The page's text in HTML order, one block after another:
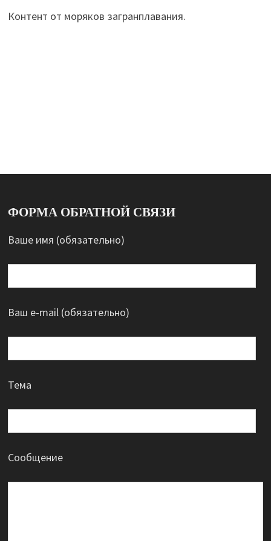
Контент от моряков загранплавания.
ФОРМА ОБРАТНОЙ СВЯЗИ
Ваше имя (обязательно)
Ваш e-mail (обязательно)
Тема
Сообщение